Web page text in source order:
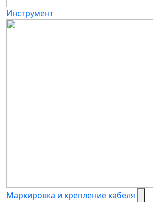
Инструмент
Маркировка и крепление кабеля